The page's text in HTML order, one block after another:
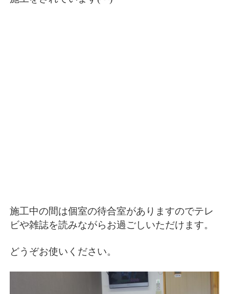
施工中の間は個室の待合室がありますのでテレ
ビや雑誌を読みながらお過ごしいただけます。
どうぞお使いください。